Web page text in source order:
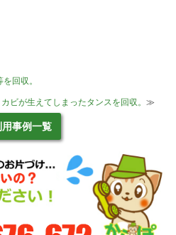
回収。
カビが生えてしまったタンスを回収。 ≫
用事例一覧